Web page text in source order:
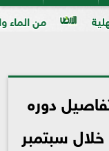
الماء والبروتين إلى
دوره
خلال سبتمبر